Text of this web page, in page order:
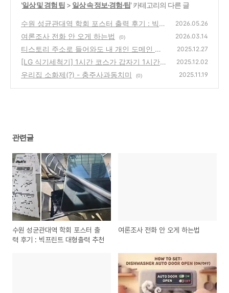
'일상 및 경험 팁 > 일상 속 정보·경험·팁' 카테고리의 다른 글
수원 성균관대역 학회 포스터 출력 후기 : 빅프
린트 대형출력 추천
(0)
2026.05.26
여론조사 전화 안 오게 하는법 (0) 2026.03.14
티스토리 주소로 들어와도 내 개인 도메인 주
소로 바로 연결되게 만들기
(0)
2025.12.27
[LG 식기세척기] 1시간 코스가 갑자기 1시간 5
4분으로 늘어났다면? (자동 문열림 설정 켜는
2025.12.02
우리집 소화제(?) - 충주사과동치미 (0) 2025.11.19
관련글
수원 성균관대역 학회 포스터 출
력 후기 : 빅프린트 대형출력 추천
여론조사 전화 안 오게 하는법